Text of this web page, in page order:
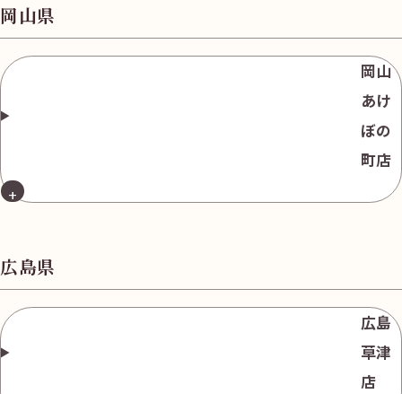
岡山県
岡山
あけ
ぼの
町店
広島県
広島
草津
店